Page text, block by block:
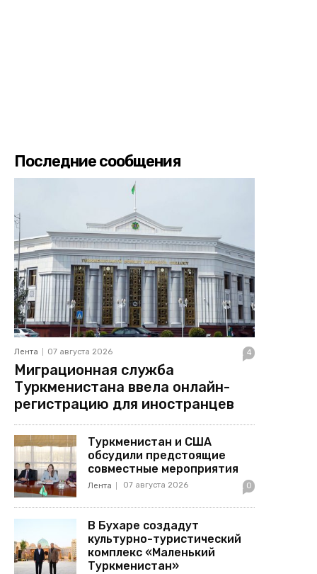
Последние сообщения
Лента 07 августа 2026 4
Миграционная служба
Туркменистана ввела онлайн-
регистрацию для иностранцев
Туркменистан и США
обсудили предстоящие
совместные мероприятия
Лента 07 августа 2026 0
В Бухаре создадут
культурно-туристический
комплекс «Маленький
Туркменистан»